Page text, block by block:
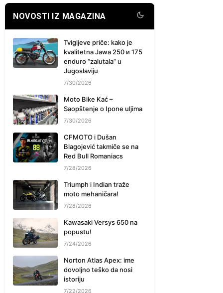
NOVOSTI IZ MAGAZINA
Tvigijeve priče: kako je
kvalitetna Jawa 250 и 175
enduro “zalutala” u
Jugoslaviju
7/30/2026
Moto Bike Kać –
Saopštenje o Ipone uljima
7/30/2026
CFMOTO i Dušan
Blagojević takmiče se na
Red Bull Romaniacs
7/28/2026
Triumph i Indian traže
moto mehaničara!
7/28/2026
Kawasaki Versys 650 na
popustu!
7/24/2026
Norton Atlas Apex: ime
dovoljno teško da nosi
istoriju
7/22/2026